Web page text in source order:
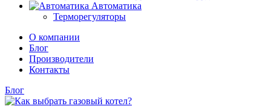
Автоматика
Терморегуляторы
О компании
Блог
Производители
Контакты
Блог